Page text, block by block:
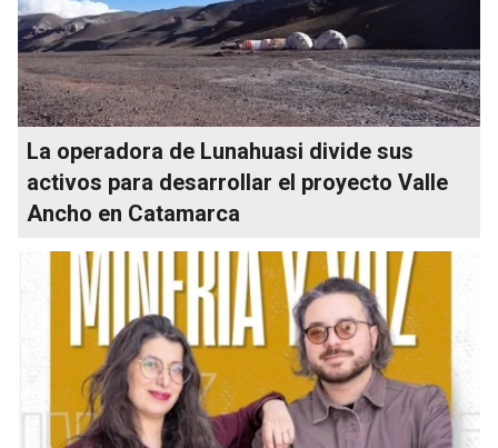
La operadora de Lunahuasi divide sus
activos para desarrollar el proyecto Valle
Ancho en Catamarca